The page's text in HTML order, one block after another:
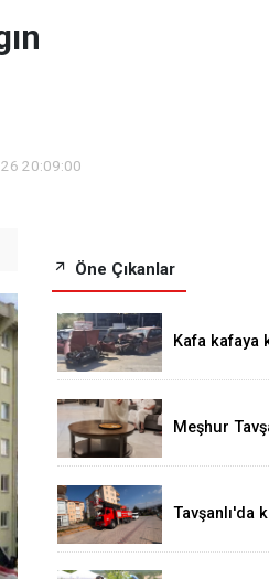
20:09:00
Öne Çıkanlar
Kafa kafaya
Meşhur
Tavşanlı'da